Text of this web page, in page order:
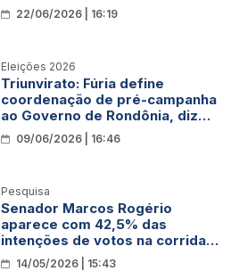
22/06/2026 | 16:19
Eleições 2026
Triunvirato: Fúria define
coordenação de pré-campanha
ao Governo de Rondônia, diz
Rondoniagora
09/06/2026 | 16:46
Pesquisa
Senador Marcos Rogério
aparece com 42,5% das
intenções de votos na corrida
pelo Governo de Rondônia
14/05/2026 | 15:43